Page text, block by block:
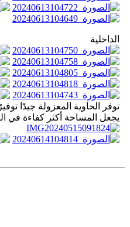
الداخلية
توفر الحاوية المعزولة جيدًا
يجعل المساحة أكثر كفاءة في